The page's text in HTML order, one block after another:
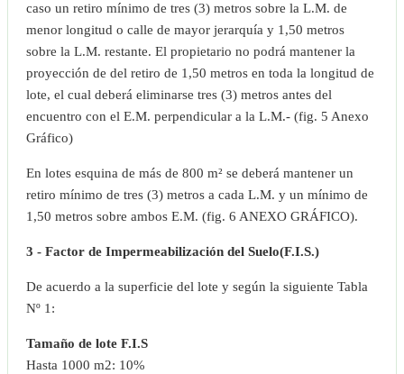
caso un retiro mínimo de tres (3) metros sobre la L.M. de
menor longitud o calle de mayor jerarquía y 1,50 metros
sobre la L.M. restante. El propietario no podrá mantener la
proyección de del retiro de 1,50 metros en toda la longitud de
lote, el cual deberá eliminarse tres (3) metros antes del
encuentro con el E.M. perpendicular a la L.M.- (fig. 5 Anexo
Gráfico)
En lotes esquina de más de 800 m² se deberá mantener un
retiro mínimo de tres (3) metros a cada L.M. y un mínimo de
1,50 metros sobre ambos E.M. (fig. 6 ANEXO GRÁFICO).
3 - Factor de Impermeabilización del Suelo(F.I.S.)
De acuerdo a la superficie del lote y según la siguiente Tabla
Nº 1:
Tamaño de lote F.I.S
Hasta 1000 m2: 10%